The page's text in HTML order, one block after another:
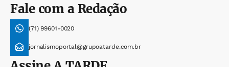
Fale com a Redação
(71) 99601-0020
jornalismoportal@grupoatarde.com.br